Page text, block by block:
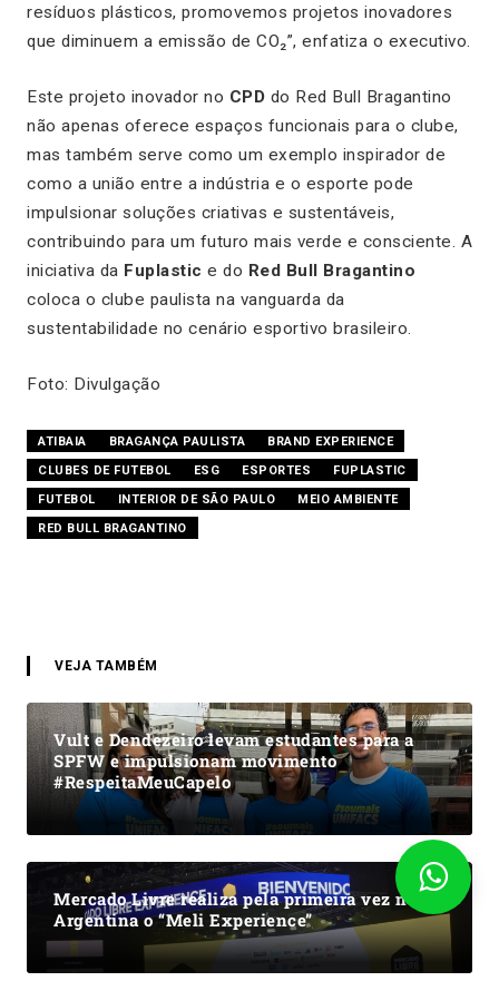
resíduos plásticos, promovemos projetos inovadores
que diminuem a emissão de CO₂”, enfatiza o executivo.
Este projeto inovador no CPD do Red Bull Bragantino
não apenas oferece espaços funcionais para o clube,
mas também serve como um exemplo inspirador de
como a união entre a indústria e o esporte pode
impulsionar soluções criativas e sustentáveis,
contribuindo para um futuro mais verde e consciente. A
iniciativa da Fuplastic e do Red Bull Bragantino
coloca o clube paulista na vanguarda da
sustentabilidade no cenário esportivo brasileiro.
Foto: Divulgação
ATIBAIA BRAGANÇA PAULISTA
BRAND EXPERIENCE
CLUBES DE FUTEBOL
ESG ESPORTES
FUPLASTIC
FUTEBOL
INTERIOR DE SÃO PAULO
MEIO AMBIENTE
RED BULL BRAGANTINO
VEJA TAMBÉM
Vult e Dendezeiro levam estudantes para a
SPFW e impulsionam movimento
#RespeitaMeuCapelo
Mercado Livre realiza pela primeira vez na
Argentina o “Meli Experience”